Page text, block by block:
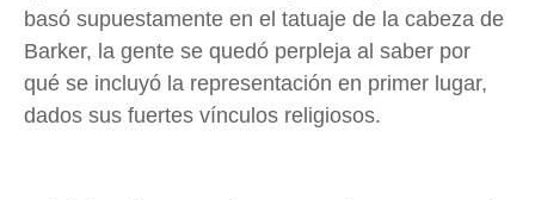
basó supuestamente en el tatuaje de la cabeza de
Barker, la gente se quedó perpleja al saber por
qué se incluyó la representación en primer lugar,
dados sus fuertes vínculos religiosos.